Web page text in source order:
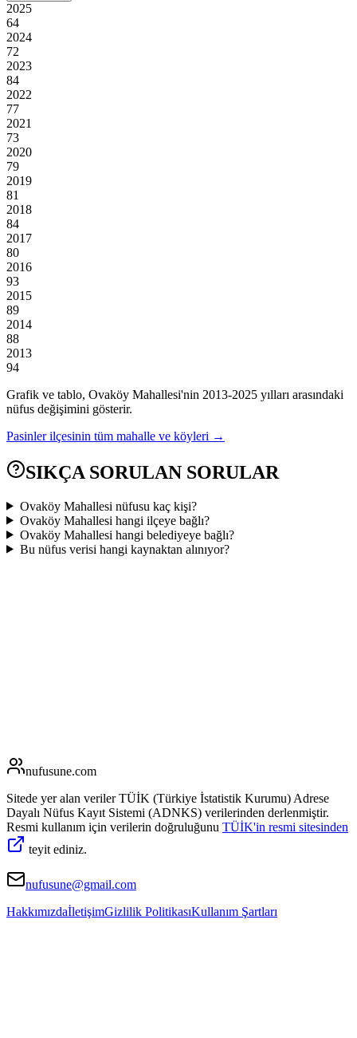
2025
64
2024
72
2023
84
2022
77
2021
73
2020
79
2019
81
2018
84
2017
80
2016
93
2015
89
2014
88
2013
94
Grafik ve tablo, Ovaköy Mahallesi'nin 2013-2025 yılları arasındaki
nüfus değişimini gösterir.
Pasinler ilçesinin tüm mahalle ve köyleri →
SIKÇA SORULAN SORULAR
Ovaköy Mahallesi nüfusu kaç kişi?
Ovaköy Mahallesi hangi ilçeye bağlı?
Ovaköy Mahallesi hangi belediyeye bağlı?
Bu nüfus verisi hangi kaynaktan alınıyor?
nufusune.com
Sitede yer alan veriler TÜİK (Türkiye İstatistik Kurumu) Adrese
Dayalı Nüfus Kayıt Sistemi (ADNKS) verilerinden derlenmiştir.
Resmi kullanım için verilerin doğruluğunu TÜİK'in resmi sitesinden
teyit ediniz.
nufusune@gmail.com
HakkımızdaİletişimGizlilik PolitikasıKullanım Şartları